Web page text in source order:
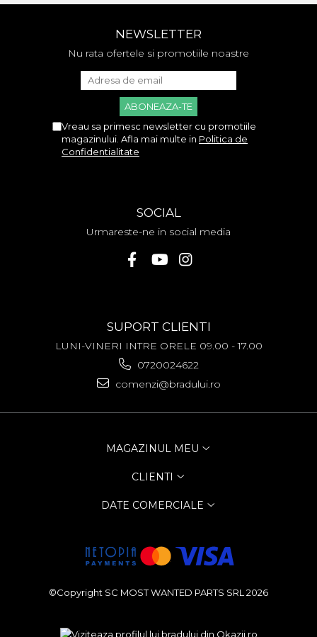
NEWSLETTER
Nu rata ofertele si promotiile noastre
Vreau sa primesc newsletter cu promotiile
magazinului. Afla mai multe in Politica de
Confidentialitate
SOCIAL
Urmareste-ne in social media
SUPORT CLIENTI
LUNI-VINERI INTRE ORELE 09.00 - 17.00
0720024622
comenzi@bradului.ro
MAGAZINUL MEU
CLIENTI
DATE COMERCIALE
©Copyright SC MOST WANTED PARTS SRL 2026